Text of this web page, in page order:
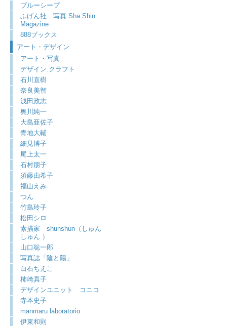
ブルーシープ
ふげん社 写真 Sha Shin
Magazine
888ブックス
アート・デザイン
アート・写真
デザイン.クラフト
石川直樹
奈良美智
浅田政志
奥川純一
大島亜佐子
青地大輔
細見博子
尾上太一
石村朋子
須藤由希子
福山えみ
つん
竹島玲子
松田シロ
素描家 shunshun（しゅん
しゅん ）
山口聡一郎
写真誌「陰と陽」
白石ちえこ
柿崎真子
デザインユニット コニコ
寺本史子
manmaru laboratorio
伊東和則